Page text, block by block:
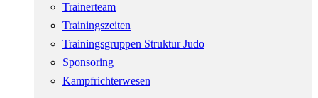
Trainerteam
Trainingszeiten
Trainingsgruppen Struktur Judo
Sponsoring
Kampfrichterwesen